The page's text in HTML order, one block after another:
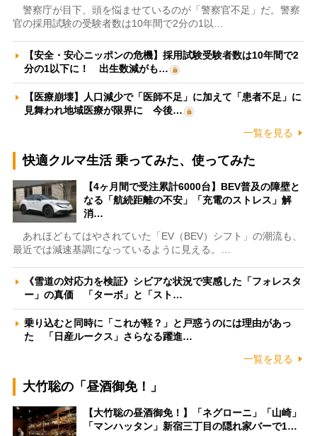
警察庁が目下、頭を悩ませているのが「警察官不足」だ。警察
官の採用試験の受験者数は10年間で2分の1以…
【安全・安心ニッポンの危機】採用試験受験者数は10年間で2
分の1以下に！ 出生数減がも…
【医療崩壊】人口減少で「医師不足」に加えて「患者不足」に
見舞われ地域医療が限界に 今後…
一覧を見る
快適クルマ生活 乗ってみた、使ってみた
【4ヶ月間で受注累計6000台】BEV普及の障壁と
なる「航続距離の不安」「充電のストレス」解
消…
あれほどもてはやされていた「EV（BEV）シフト」の潮流も、
最近では減速基調になっているように見える。…
《雪道の対応力を検証》シビアな状況で実感した「フォレスタ
ー」の真価 「ターボ」と「スト…
乗り込むと同時に「これが軽？」と戸惑うのには理由があっ
た 「日産ルークス」さらなる躍進…
一覧を見る
大竹聡の「昼酒御免！」
【大竹聡の昼酒御免！】「ネグローニ」「山崎」
「マンハッタン」新宿三丁目の隠れ家バーで1…